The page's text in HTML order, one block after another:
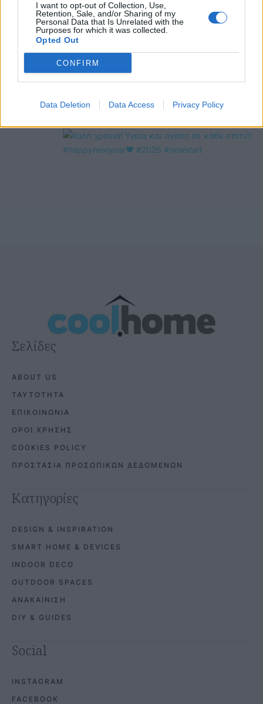
I want to opt-out of Collection, Use,
Retention, Sale, and/or Sharing of my
Personal Data that Is Unrelated with the
Purposes for which it was collected.
Opted Out
CONFIRM
Data Deletion Data Access Privacy Policy
Σελίδες
ABOUT US
ΤΑΥΤΟΤΗΤΑ
ΕΠΙΚΟΙΝΩΝΙΑ
ΟΡΟΙ ΧΡΗΣΗΣ
COOKIES POLICY
ΠΡΟΣΤΑΣΙΑ ΠΡΟΣΩΠΙΚΩΝ ΔΕΔΟΜΕΝΩΝ
Κατηγορίες
DESIGN & INSPIRATION
SMART HOME & DEVICES
INDOOR DECO
OUTDOOR SPACES
ΑΝΑΚΑΙΝΙΣΗ
DIY & GUIDES
Social
INSTAGRAM
FACEBOOK